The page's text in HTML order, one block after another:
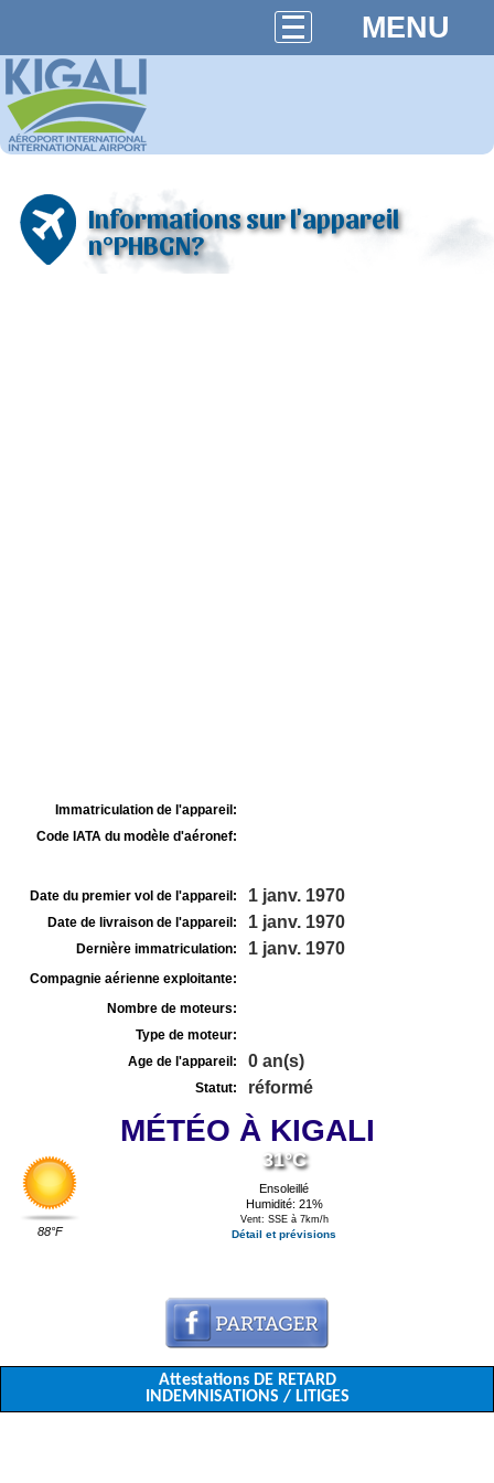
MENU
Informations sur l'appareil
n°PHBGN?
Immatriculation de l'appareil:
Code IATA du modèle d'aéronef:
Date du premier vol de l'appareil: 1 janv. 1970
Date de livraison de l'appareil: 1 janv. 1970
Dernière immatriculation: 1 janv. 1970
Compagnie aérienne exploitante:
Nombre de moteurs:
Type de moteur:
Age de l'appareil:
0 an(s)
Statut: réformé
MÉTÉO À KIGALI
88°F
31°C
Ensoleillé
Humidité: 21%
Vent: SSE à 7km/h
Détail et prévisions
Attestations DE RETARD
INDEMNISATIONS / LITIGES